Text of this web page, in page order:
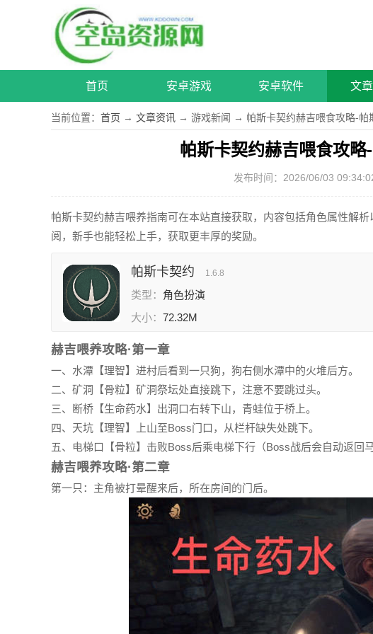
首页 安卓游戏 安卓软件 文
当前位置： 首页 → 文章资讯 → 游戏新闻 → 帕斯卡契约赫吉喂食攻略-帕
帕斯卡契约赫吉喂食攻
发布时间：2026/06/03
帕斯卡契约赫吉喂养指南可在本站直接获取，内容包括角色属性解
阅，新手也能轻松上手，获取更丰厚的奖励。
帕斯卡契约 1.6.8
类型： 角色扮演
大小： 72.32M
赫吉喂养攻略·第一章
一、水潭【理智】进村后看到一只狗，狗右侧水潭中的火堆后方。
二、矿洞【骨粒】矿洞祭坛处直接跳下，注意不要跳过头。
三、断桥【生命药水】出洞口右转下山，青蛙位于桥上。
四、天坑【理智】上山至Boss门口，从栏杆缺失处跳下。
五、电梯口【骨粒】击败Boss后乘电梯下行（Boss战后会自动返回
赫吉喂养攻略·第二章
第一只：主角被打晕醒来后，所在房间的门后。